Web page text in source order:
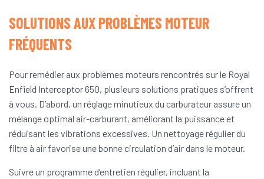
SOLUTIONS AUX PROBLÈMES MOTEUR
FRÉQUENTS
Pour remédier aux problèmes moteurs rencontrés sur le Royal
Enfield Interceptor 650, plusieurs solutions pratiques s’offrent
à vous. D’abord, un réglage minutieux du carburateur assure un
mélange optimal air-carburant, améliorant la puissance et
réduisant les vibrations excessives. Un nettoyage régulier du
filtre à air favorise une bonne circulation d’air dans le moteur.
Suivre un programme d’entretien régulier, incluant la